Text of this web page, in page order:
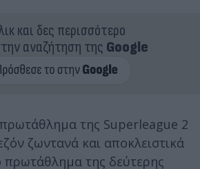
και δες περισσότερο
αναζήτηση της Google
της Superleague 2
ζωντανά και αποκλειστικά
πρωτάθλημα της δεύτερης